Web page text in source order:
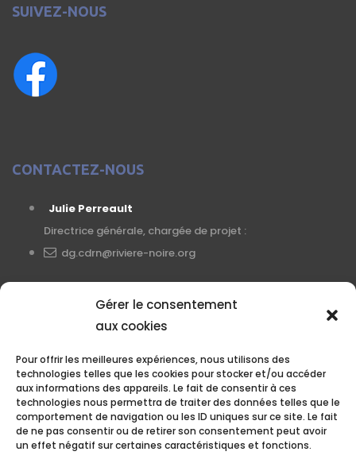
Gérer le consentement
aux cookies
Pour offrir les meilleures expériences, nous utilisons des
technologies telles que les cookies pour stocker et/ou accéder
aux informations des appareils. Le fait de consentir à ces
technologies nous permettra de traiter des données telles que le
comportement de navigation ou les ID uniques sur ce site. Le fait
de ne pas consentir ou de retirer son consentement peut avoir
un effet négatif sur certaines caractéristiques et fonctions.
SUIVEZ-NOUS
CONTACTEZ-NOUS
Julie Perreault
Directrice générale, chargée de projet :
dg.cdrn@riviere-noire.org
Corporation de développement
de la rivière Noire (CDRN)
26 rue du Marché,
Roxton Falls, QC